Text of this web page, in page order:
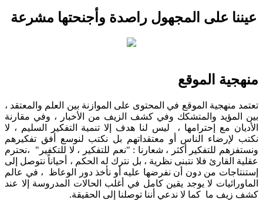
عيننا على المجهول راصدة وأجنحتها مشرعة
منهجية الموقع
تعتمد منهجية الموقع في المحتوى على الموازنة بين العلم والمعتقد ،
بين المؤيد والمتشكك وفي كشف الزيف من الأخبار ، وفي مقارنة
الأديان مع إحترامها ، ليس لنا هدف إلا تنمية التفكير السليم ، لا
نكتب لإرضاء الناس أو معتقداتهم بل نكتب لنوسع أفق تفكيرهم
ونستفزهم للتفكير أكثر ، شعارنا : "نعم للتفكير ، لا للتكفير" ،نحترم
عقلية القارئ فلا نتبنى نظرية ، بل نترك له الحكم ، أحياناً نتوصل إلى
إستنتاجات من دون أن نفرضها عليه أو نأخذ دور الوعاظ ، في عالم
الماورائيات لا يوجد يقين كامل في أغلب الحالات المدروسة إلا عند
كشف زيف ما كما لا ندعي أننا توصلنا إلى الحقيقة.